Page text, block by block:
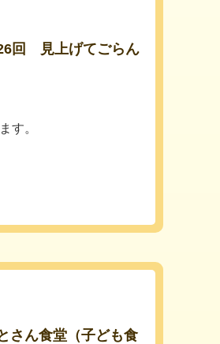
回 見上げてごらん
す。
さん食堂（子ども食